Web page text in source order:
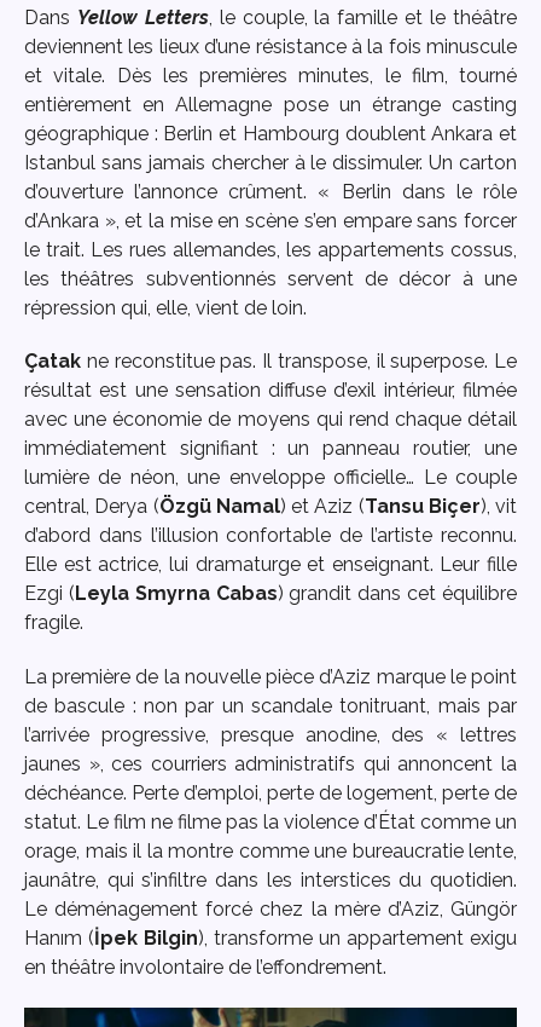
Dans Yellow Letters, le couple, la famille et le théâtre
deviennent les lieux d’une résistance à la fois minuscule
et vitale. Dès les premières minutes, le film, tourné
entièrement en Allemagne pose un étrange casting
géographique : Berlin et Hambourg doublent Ankara et
Istanbul sans jamais chercher à le dissimuler. Un carton
d’ouverture l’annonce crûment. « Berlin dans le rôle
d’Ankara », et la mise en scène s’en empare sans forcer
le trait. Les rues allemandes, les appartements cossus,
les théâtres subventionnés servent de décor à une
répression qui, elle, vient de loin.
Çatak ne reconstitue pas. Il transpose, il superpose. Le
résultat est une sensation diffuse d’exil intérieur, filmée
avec une économie de moyens qui rend chaque détail
immédiatement signifiant : un panneau routier, une
lumière de néon, une enveloppe officielle… Le couple
central, Derya (Özgü Namal) et Aziz (Tansu Biçer), vit
d’abord dans l’illusion confortable de l’artiste reconnu.
Elle est actrice, lui dramaturge et enseignant. Leur fille
Ezgi ( Leyla Smyrna Cabas) grandit dans cet équilibre
fragile.
La première de la nouvelle pièce d’Aziz marque le point
de bascule : non par un scandale tonitruant, mais par
l’arrivée progressive, presque anodine, des « lettres
jaunes », ces courriers administratifs qui annoncent la
déchéance. Perte d’emploi, perte de logement, perte de
statut. Le film ne filme pas la violence d’État comme un
orage, mais il la montre comme une bureaucratie lente,
jaunâtre, qui s’infiltre dans les interstices du quotidien.
Le déménagement forcé chez la mère d’Aziz, Güngör
Hanım (İpek Bilgin), transforme un appartement exigu
en théâtre involontaire de l’effondrement.